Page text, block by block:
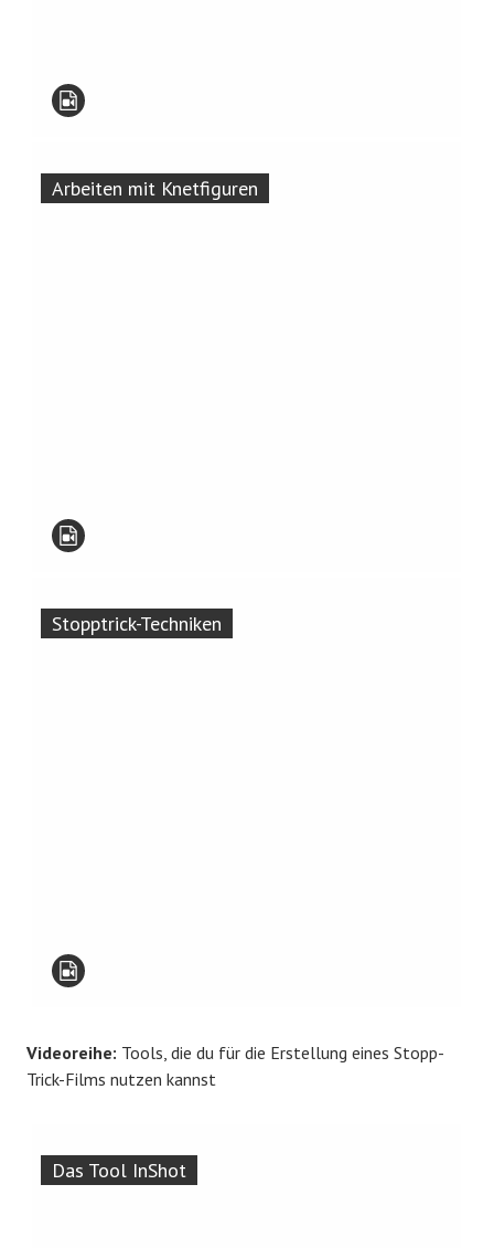
Arbeiten mit Knetfiguren
Stopptrick-Techniken
Videoreihe: Tools, die du für die Erstellung eines Stopp-
Trick-Films nutzen kannst
Das Tool InShot